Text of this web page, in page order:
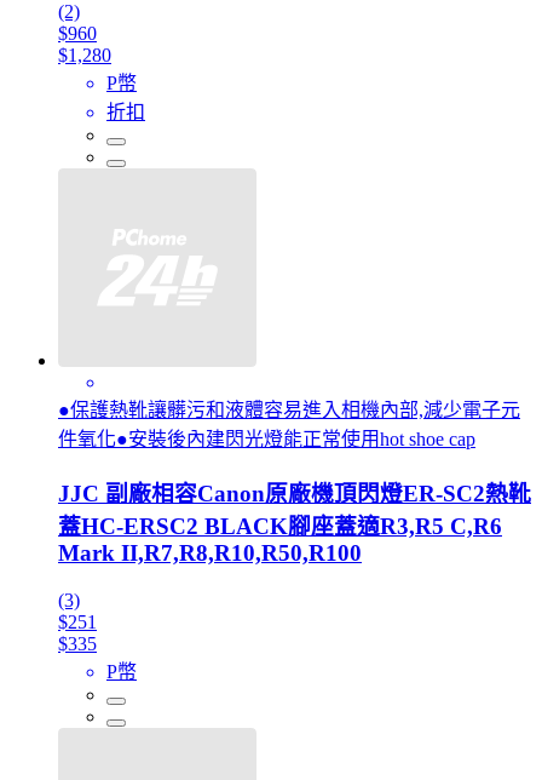
(2)
$960
$1,280
P幣
折扣
●保護熱靴讓髒污和液體容易進入相機內部,減少電子元
件氧化●安裝後內建閃光燈能正常使用hot shoe cap
JJC 副廠相容Canon原廠機頂閃燈ER-SC2熱靴
蓋HC-ERSC2 BLACK腳座蓋適R3,R5 C,R6
Mark II,R7,R8,R10,R50,R100
(3)
$251
$335
P幣